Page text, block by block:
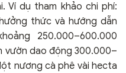
Ví dụ tham khảo chi phí:
thức và hướng dẫn
250.000–600.000
vườn dao động 300.000–
nương cà phê vài hecta